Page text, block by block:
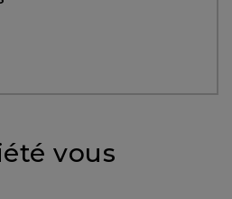
vous